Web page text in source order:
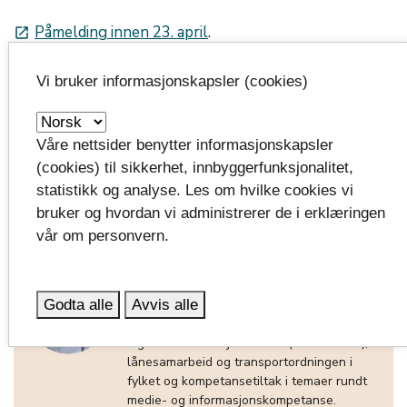
launch Påmelding innen 23. april.
Dette blir et heldagsseminar, og vi har fått lov til å
universitetsbiblioteket ved USN, campus Vestfold
(Bakkenteigen). Vi starter med kaffe og te fra kl 9. Det
faglige programmet starter kl 9.30 og avslutter ca
15.00.
Rådgiver. Har ansvar for å følge opp e-
bokkonsortiet i Vestfold og Telemark og de
digitale innholdstjenestene (KS Bibliotek),
lånesamarbeid og transportordningen i
fylket og kompetansetiltak i temaer rundt
medie- og informasjonskompetanse.
Vi bruker informasjonskapsler (cookies)
Våre nettsider benytter informasjonskapsler
(cookies) til sikkerhet, innbyggerfunksjonalitet,
statistikk og analyse. Les om hvilke cookies vi
bruker og hvordan vi administrerer de i erklæringen
vår om personvern.
Godta alle Avvis alle